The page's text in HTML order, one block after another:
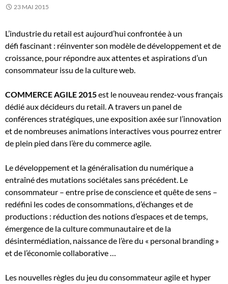
23 MAI 2015
L’industrie du retail est aujourd’hui confrontée à un
défi fascinant : réinventer son modèle de développement et de
croissance, pour répondre aux attentes et aspirations d’un
consommateur issu de la culture web.
COMMERCE AGILE 2015est le nouveau rendez-vous français
dédié aux décideurs du retail. A travers un panel de
conférences stratégiques, une exposition axée sur l’innovation
et de nombreuses animations interactives vous pourrez entrer
de plein pied dans l’ère du commerce agile.
Le développement et la généralisation du numérique a
entraîné des mutations sociétales sans précédent. Le
consommateur – entre prise de conscience et quête de sens –
redéfini les codes de consommations, d’échanges et de
productions : réduction des notions d’espaces et de temps,
émergence de la culture communautaire et de la
désintermédiation, naissance de l’ère du « personal branding »
et de l’économie collaborative …
Les nouvelles règles du jeu du consommateur agile et hyper